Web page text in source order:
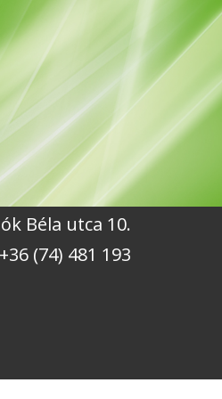
Béla utca 10.
+36 (74) 481 193